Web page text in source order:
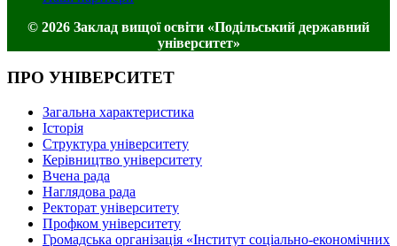
© 2026 Заклад вищої освіти «Подільський державний
університет»
ПРО УНІВЕРСИТЕТ
Загальна характеристика
Історія
Структура університету
Керівництво університету
Вчена рада
Наглядова рада
Ректорат університету
Профком університету
Громадська організація «Інститут соціально-економічних